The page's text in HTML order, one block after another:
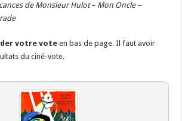
de Monsieur Hulot– Mon Oncle–
votre vote en bas de page. Il faut avoir
du ciné-vote.